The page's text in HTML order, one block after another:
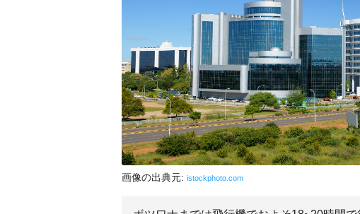
画像の出典元: istockphoto.com